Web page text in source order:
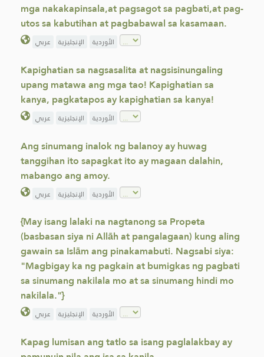
mga nakakapinsala,at pagsagot sa pagbati,at pag-
utos sa kabutihan at pagbabawal sa kasamaan.
عربي الإنجليزية الأوردية
Kapighatian sa nagsasalita at nagsisinungaling
upang matawa ang mga tao! Kapighatian sa
kanya, pagkatapos ay kapighatian sa kanya!
عربي الإنجليزية الأوردية
Ang sinumang inalok ng balanoy ay huwag
tanggihan ito sapagkat ito ay magaan dalahin,
mabango ang amoy.
عربي الإنجليزية الأوردية
{May isang lalaki na nagtanong sa Propeta
(basbasan siya ni Allāh at pangalagaan) kung aling
gawain sa Islām ang pinakamabuti. Nagsabi siya:
"Magbigay ka ng pagkain at bumigkas ng pagbati
sa sinumang nakilala mo at sa sinumang hindi mo
nakilala."}
عربي الإنجليزية الأوردية
Kapag lumisan ang tatlo sa isang paglalakbay ay